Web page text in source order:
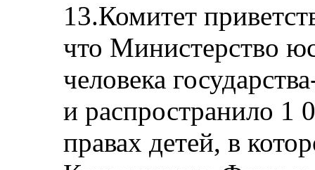
13.Комитет
что Министерство
человека
и распространило 1
правах детей, в